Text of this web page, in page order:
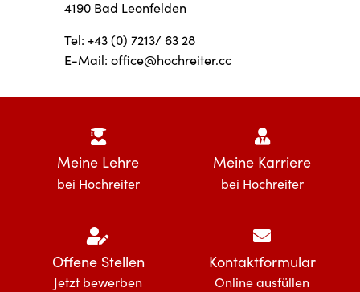
4190 Bad Leonfelden
Tel: +43 (0) 7213/ 63 28
E-Mail: office@hochreiter.cc
Meine Lehre
bei Hochreiter
Meine Karriere
bei Hochreiter
Offene Stellen
Jetzt bewerben
Kontaktformular
Online ausfüllen